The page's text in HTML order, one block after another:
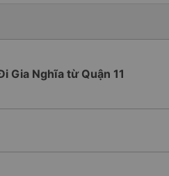
Gia Nghĩa từ Quận 11